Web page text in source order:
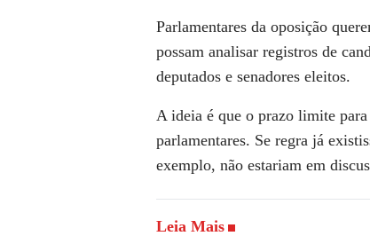
Parlamentares da oposição
possam analisar registros de
deputados e senadores eleitos.
A ideia é que o prazo limite para
parlamentares. Se regra já
exemplo, não estariam em
Leia Mais